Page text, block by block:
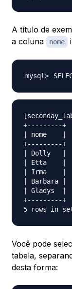
A título de
a coluna
nome
+---------+
| nome    |
+---------+
| Dolly   |
| Etta    |
| Irma    |
| Barbara |
| Gladys  |
+---------+
Você pode
tabela,
desta forma: